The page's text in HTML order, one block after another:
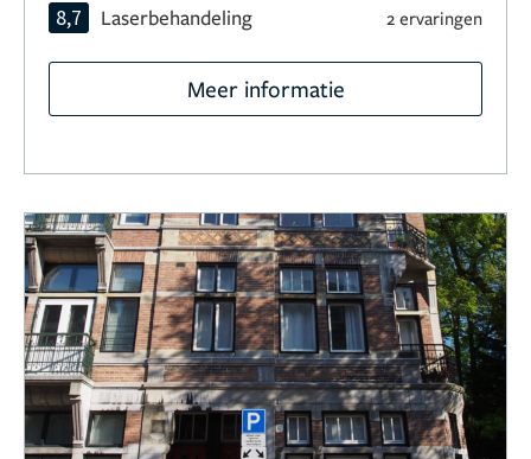
8,7 Laserbehandeling 2 ervaringen
Meer informatie